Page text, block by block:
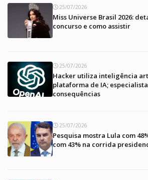
25/07/2026
Miss Universe Brasil 2026:
concurso e como assistir
25/07/2026
Hacker utiliza inteligência
plataforma de IA;
consequências
25/07/2026
Pesquisa mostra Lula com
com 43% na corrida